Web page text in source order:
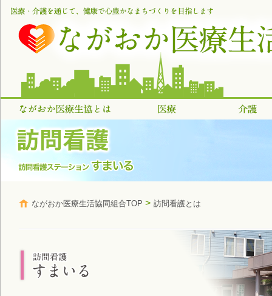
ながおか医療生活協同組合TOP > 訪問看護とは